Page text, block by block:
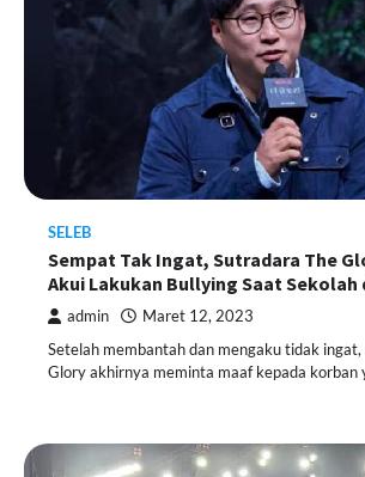
SELEB
Sempat Tak Ingat, Sutradara The
Akui Lakukan Bullying Saat Sekolah
admin Maret 12, 2023
Setelah membantah dan mengaku tidak
Glory akhirnya meminta maaf kepada korban